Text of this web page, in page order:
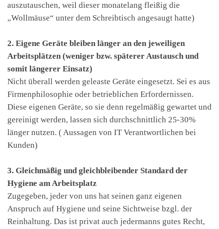
auszutauschen, weil dieser monatelang fleißig die
„Wollmäuse“ unter dem Schreibtisch angesaugt hatte)
2. Eigene Geräte bleiben länger an den jeweiligen
Arbeitsplätzen (weniger bzw. späterer Austausch und
somit längerer Einsatz)
Nicht überall werden geleaste Geräte eingesetzt. Sei es aus
Firmenphilosophie oder betrieblichen Erfordernissen.
Diese eigenen Geräte, so sie denn regelmäßig gewartet und
gereinigt werden, lassen sich durchschnittlich 25-30%
länger nutzen. ( Aussagen von IT Verantwortlichen bei
Kunden)
3. Gleichmäßig und gleichbleibender Standard der
Hygiene am Arbeitsplatz
Zugegeben, jeder von uns hat seinen ganz eigenen
Anspruch auf Hygiene und seine Sichtweise bzgl. der
Reinhaltung. Das ist privat auch jedermanns gutes Recht,